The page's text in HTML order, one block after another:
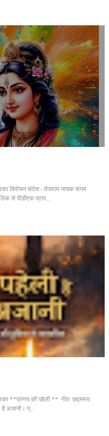
विमोचन संदेश - तेजराम नायक संगम
से पीडीएफ प्राप...
**प्रणय की पहेली ** गीत छद्ममय
है अजानी। प्...